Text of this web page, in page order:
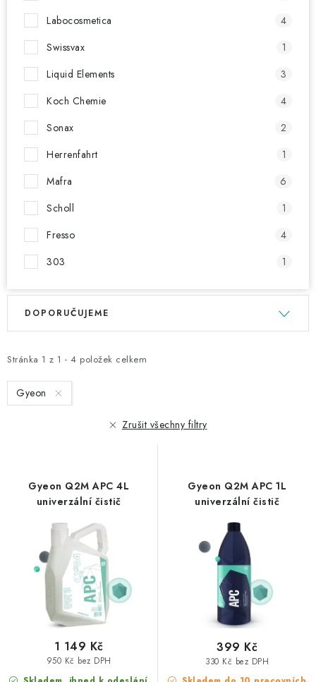
Labocosmetica
4
Swissvax
1
Liquid Elements
3
Koch Chemie
4
Sonax
2
Herrenfahrt
1
Mafra
6
Scholl
1
Fresso
4
303
1
V
i
s
p
Stránka 1 z 1 - 4 položek celkem
Ř
e
n
í
DOPORUČUJEME
Gyeon
Zrušit všechny filtry
Gyeon Q2M APC 4L
univerzální čistič
950 Kč bez DPH
1 149 Kč
Gyeon Q2M APC 1L
univerzální čistič
330 Kč bez DPH
399 Kč